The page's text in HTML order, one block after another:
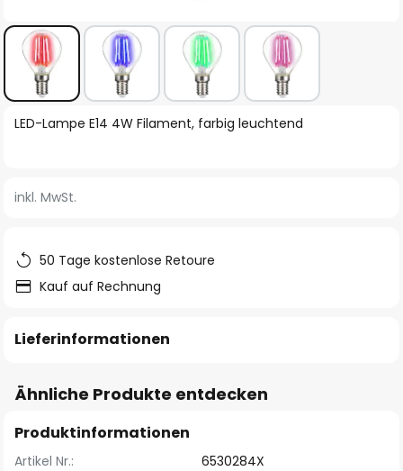
Zum
springen
LED-Lampe E14 4W Filament, farbig leuchtend
inkl. MwSt.
50 Tage kostenlose Retoure
Kauf auf Rechnung
Lieferinformationen
Ähnliche Produkte entdecken
Produktinformationen
Artikel Nr.: 6530284X